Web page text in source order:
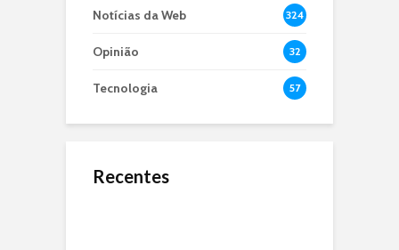
Notícias da Web 324
Opinião 32
Tecnologia 57
Recentes